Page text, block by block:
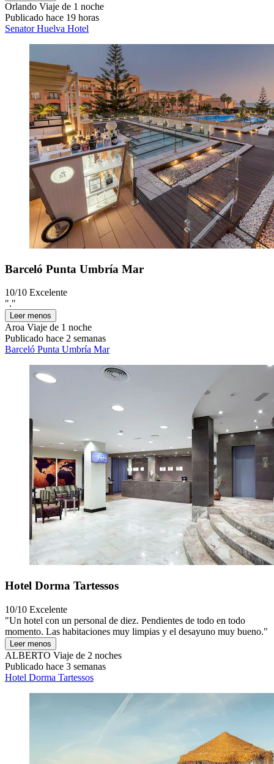
Orlando Viaje de 1 noche
Publicado hace 19 horas
Senator Huelva Hotel
Barceló Punta Umbría Mar
10/10 Excelente
"."
Leer menos
Aroa Viaje de 1 noche
Publicado hace 2 semanas
Barceló Punta Umbría Mar
Hotel Dorma Tartessos
10/10 Excelente
"Un hotel con un personal de diez. Pendientes de todo en todo
momento. Las habitaciones muy limpias y el desayuno muy bueno."
Leer menos
ALBERTO Viaje de 2 noches
Publicado hace 3 semanas
Hotel Dorma Tartessos